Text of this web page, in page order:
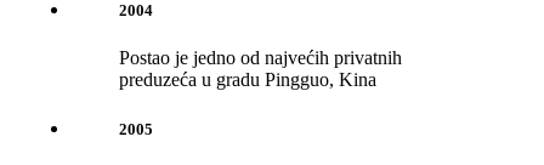
2004
Postao je jedno od najvećih privatnih
preduzeća u gradu Pingguo, Kina
2005